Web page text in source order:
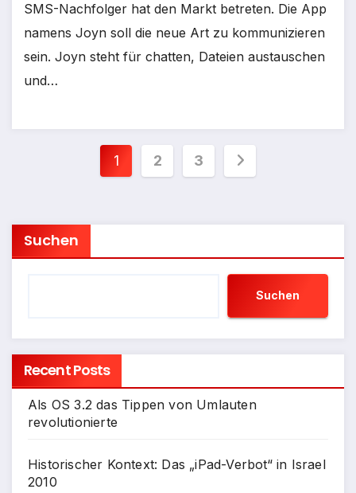
SMS-Nachfolger hat den Markt betreten. Die App
namens Joyn soll die neue Art zu kommunizieren
sein. Joyn steht für chatten, Dateien austauschen
und…
Seitennummerierung
Beiträge
1 2 3
Suchen
Suchen
Recent Posts
Als OS 3.2 das Tippen von Umlauten
revolutionierte
Historischer Kontext: Das „iPad-Verbot“ in Israel
2010